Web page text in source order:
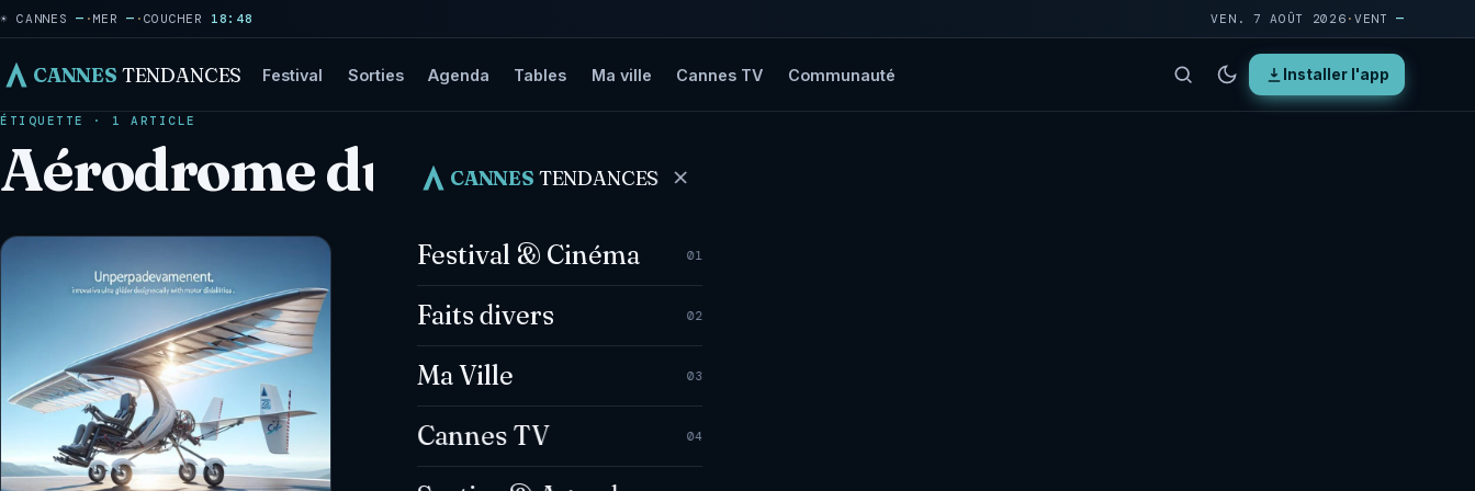
☀ CANNES— · MER— · COUCHER 18:48 VEN. 7 AOÛT 2026 · VENT—
CANNES TENDANCES Festival Sorties Agenda Tables Ma ville Cannes TV Communauté Installer l'app
CANNES TENDANCES
Festival & Cinéma 01
Faits divers 02
Ma Ville 03
Cannes TV 04
ÉTIQUETTE · 1 ARTICLE
Aérodrome du Chevalet